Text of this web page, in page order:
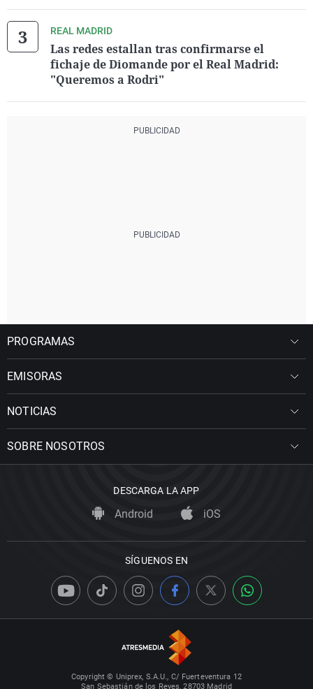
REAL MADRID
Las redes estallan tras confirmarse el
fichaje de Diomande por el Real Madrid:
"Queremos a Rodri"
PROGRAMAS
EMISORAS
NOTICIAS
SOBRE NOSOTROS
DESCARGA LA APP
Android iOS
SÍGUENOS EN
Copyright © Uniprex, S.A.U., C/ Fuerteventura 12
San Sebastián de los Reyes, 28703 Madrid